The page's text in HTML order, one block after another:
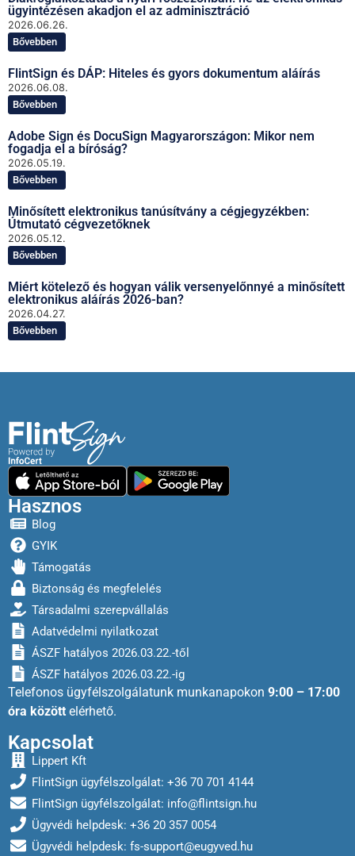
ügyintézésen akadjon el az adminisztráció
2026.06.26.
Bővebben
FlintSign és DÁP: Hiteles és gyors dokumentum aláírás
2026.06.08.
Bővebben
Adobe Sign és DocuSign Magyarországon: Mikor nem
fogadja el a bíróság?
2026.05.19.
Bővebben
Minősített elektronikus tanúsítvány a cégjegyzékben:
Útmutató cégvezetőknek
2026.05.12.
Bővebben
Miért kötelező és hogyan válik versenyelőnnyé a minősített
elektronikus aláírás 2026-ban?
2026.04.27.
Bővebben
Hasznos
Blog
GYIK
Támogatás
Biztonság és megfelelés
Társadalmi szerepvállalás
Adatvédelmi nyilatkozat
ÁSZF hatályos 2026.03.22.-től
ÁSZF hatályos 2026.03.22.-ig
Telefonos ügyfélszolgálatunk munkanapokon 9:00 – 17:00
óra között elérhető.
Kapcsolat
Lippert Kft
FlintSign ügyfélszolgálat: +36 70 701 4144
FlintSign ügyfélszolgálat: info@flintsign.hu
Ügyvédi helpdesk: +36 20 357 0054
Ügyvédi helpdesk: fs-support@eugyved.hu